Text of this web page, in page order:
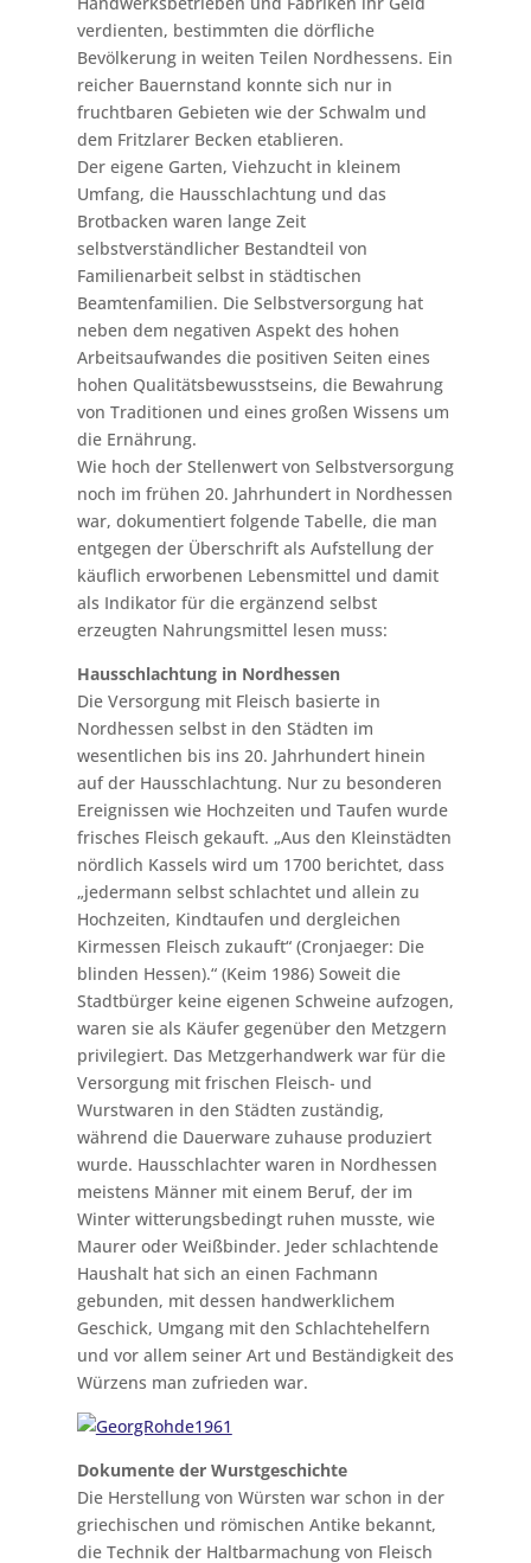
verdienten, bestimmten die dörfliche
Bevölkerung in weiten Teilen Nordhessens. Ein
reicher Bauernstand konnte sich nur in
fruchtbaren Gebieten wie der Schwalm und
dem Fritzlarer Becken etablieren.
Der eigene Garten, Viehzucht in kleinem
Umfang, die Hausschlachtung und das
Brotbacken waren lange Zeit
selbstverständlicher Bestandteil von
Familienarbeit selbst in städtischen
Beamtenfamilien. Die Selbstversorgung hat
neben dem negativen Aspekt des hohen
Arbeitsaufwandes die positiven Seiten eines
hohen Qualitätsbewusstseins, die Bewahrung
von Traditionen und eines großen Wissens um
die Ernährung.
Wie hoch der Stellenwert von Selbstversorgung
noch im frühen 20. Jahrhundert in Nordhessen
war, dokumentiert folgende Tabelle, die man
entgegen der Überschrift als Aufstellung der
käuflich erworbenen Lebensmittel und damit
als Indikator für die ergänzend selbst
erzeugten Nahrungsmittel lesen muss:
Hausschlachtung in Nordhessen
Die Versorgung mit Fleisch basierte in
Nordhessen selbst in den Städten im
wesentlichen bis ins 20. Jahrhundert hinein
auf der Hausschlachtung. Nur zu besonderen
Ereignissen wie Hochzeiten und Taufen wurde
frisches Fleisch gekauft. „Aus den Kleinstädten
nördlich Kassels wird um 1700 berichtet, dass
„jedermann selbst schlachtet und allein zu
Hochzeiten, Kindtaufen und dergleichen
Kirmessen Fleisch zukauft“ (Cronjaeger: Die
blinden Hessen).“ (Keim 1986) Soweit die
Stadtbürger keine eigenen Schweine aufzogen,
waren sie als Käufer gegenüber den Metzgern
privilegiert. Das Metzgerhandwerk war für die
Versorgung mit frischen Fleisch- und
Wurstwaren in den Städten zuständig,
während die Dauerware zuhause produziert
wurde. Hausschlachter waren in Nordhessen
meistens Männer mit einem Beruf, der im
Winter witterungsbedingt ruhen musste, wie
Maurer oder Weißbinder. Jeder schlachtende
Haushalt hat sich an einen Fachmann
gebunden, mit dessen handwerklichem
Geschick, Umgang mit den Schlachtehelfern
und vor allem seiner Art und Beständigkeit des
Würzens man zufrieden war.
Dokumente der Wurstgeschichte
Die Herstellung von Würsten war schon in der
griechischen und römischen Antike bekannt,
die Technik der Haltbarmachung von Fleisch